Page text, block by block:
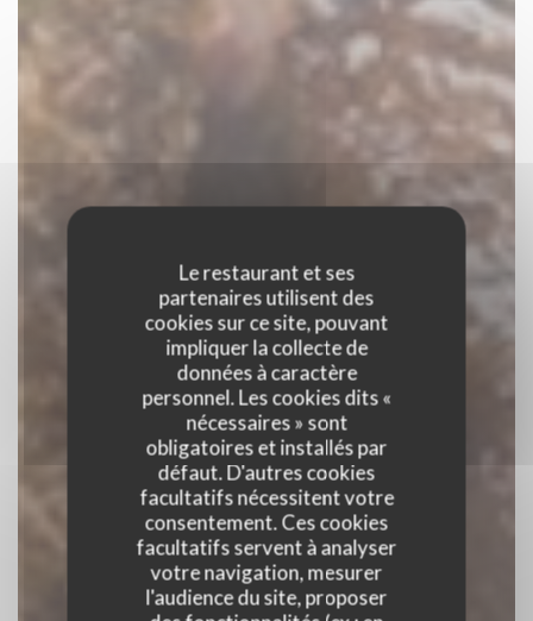
Le restaurant et ses
partenaires utilisent des
cookies sur ce site, pouvant
impliquer la collecte de
données à caractère
personnel. Les cookies dits «
nécessaires » sont
obligatoires et installés par
défaut. D'autres cookies
facultatifs nécessitent votre
consentement. Ces cookies
facultatifs servent à analyser
votre navigation, mesurer
l'audience du site, proposer